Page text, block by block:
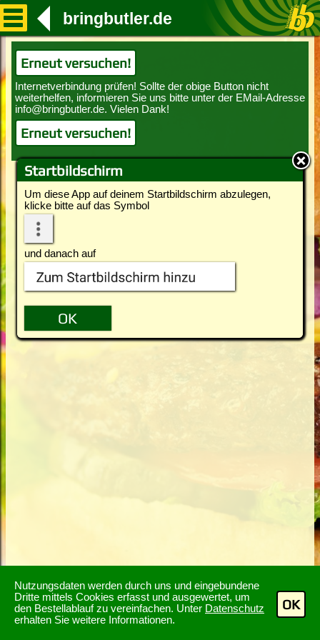
Nutzungsdaten werden durch uns und eingebundene
Dritte mittels Cookies erfasst und ausgewertet, um
den Bestellablauf zu vereinfachen. Unter Datenschutz
erhalten Sie weitere Informationen.
OK
Startbildschirm
Um diese App auf deinem Startbildschirm abzulegen,
klicke bitte auf das Symbol
und danach auf
bringbutler.de
Erneut versuchen!
Erneut versuchen!